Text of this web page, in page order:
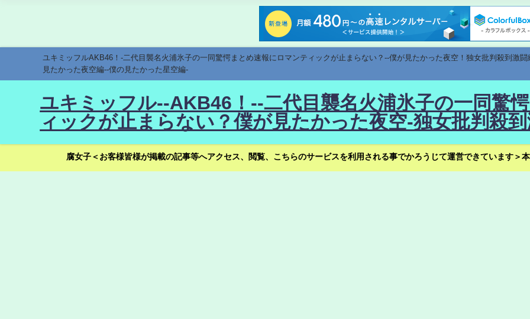
ユキミッフルAKB46！-二代目襲名火浦氷子の一同驚愕まとめ速報にロマンティックが止まらない？--僕が見たかった夜空！独女批判殺到激
見たかった夜空編--僕の見たかった星空編-
ユキミッフル--AKB46！--二代目襲名火浦氷子の一同驚
ィックが止まらない？僕が見たかった夜空-独女批判殺
腐女子＜お客様皆様が掲載の記事等へアクセス、閲覧、こちらのサービスを利用される事でかろうじて運営できています＞